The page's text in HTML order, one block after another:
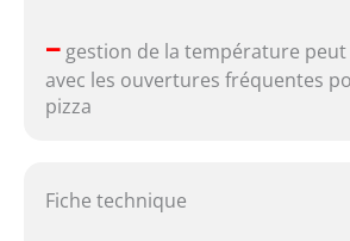
–gestion de la température peut
avec les ouvertures fréquentes
pizza
Fiche technique